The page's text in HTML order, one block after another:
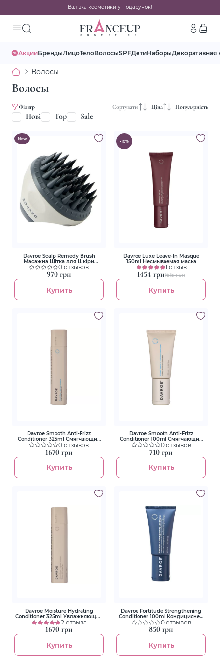
Валізка косметики у подарунок!
АкцииБрендыЛицоТелоВолосыSPFДетиНаборыДекоративная
Волосы
Волосы
Фільтр Сортувати: Ціна Популярність
Нові Top Sale
New
Davroe Scalp Remedy Brush
Масажна Щітка для Шкіри
Голови0 отзывов
970 грн
Купить
-10%
Davroe Luxe Leave-In Masque
150ml Несмываемая маска
1 отзыв
1454 грн1615 грн
Купить
Davroe Smooth Anti-Frizz
Conditioner 325ml Смягчающий
кондиционер для кудрявых
волос
0 отзывов
1670 грн
Купить
Davroe Smooth Anti-Frizz
Conditioner 100ml Смягчающий
кондиционер для кудрявых
волос
0 отзывов
710 грн
Купить
Davroe Moisture Hydrating
Conditioner 325ml Увлажняющий
кондиционер
2 отзыва
1670 грн
Купить
Davroe Fortitude Strengthening
Conditioner 100ml Кондиционер
для укрепления волос
0 отзывов
850 грн
Купить